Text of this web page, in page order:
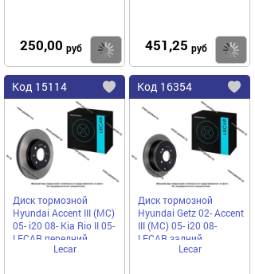
250,00 руб Купить
451,25 руб
Код 15114
Добавить
избранное
Диск тормозной
Hyundai Accent III (MC)
05- i20 08- Kia Rio II 05-
LECAR передний
LECAR000236502
Lecar
Код 16354
Диск тормозной
Hyundai Getz 02- Accent
III (MC) 05- i20 08-
LECAR задний
LECAR000276502
Lecar